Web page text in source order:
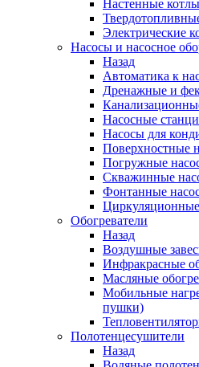
Настенные
Электрические
Насосы и насосное
Назад
Автоматика к
Дренажные и
Насосные
Насосы для
Поверхностные
Погружные
Скважинные
Фонтанные
Обогреватели
Назад
Воздушные
Инфракрасные
Масляные
Мобильные
пушки)
Полотенцесушители
Назад